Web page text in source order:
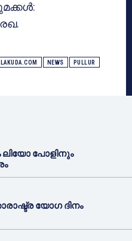
NEWS PULLUR
ലിയോ പോളിനും
യോഗ ദിനം